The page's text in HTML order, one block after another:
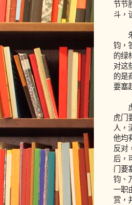
节节
斗，
朱
钧，
的绿
对这
的是
要塞
虎
虎门
人，
他均
反对
后，
门要
钧、
一职
赏，